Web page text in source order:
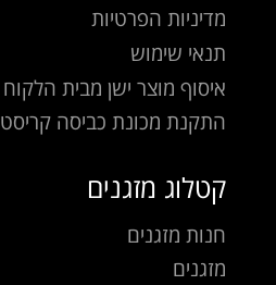
מדיניות הפרטיות
תנאי שימוש
איסוף מוצר ישן מבית הלקוח
התקנת מכונת כביסה
קטלוג מזגנים
חנות מזגנים
מזגנים